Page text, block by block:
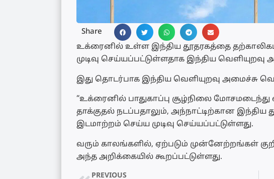
Share
உக்ரைனில் உள்ள இந்திய தூதரகத்தை
முடிவு செய்யப்பட்டுள்ளதாக இந்திய வெளியுறவு
இது தொடர்பாக இந்திய வெளியுறவு அமைச்சு
“உக்ரைனில் பாதுகாப்பு சூழ்நிலை மோசமடைந்து
தாக்குதல் நடப்பதாலும், அந்நாட்டிற்கான இந்திய
இடமாற்றம் செய்ய முடிவு செய்யப்பட்டுள்ளது.
வரும் காலங்களில், ஏற்படும் முன்னேற்றங்கள்
அந்த அறிக்கையில் கூறப்பட்டுள்ளது.
PREVIOUS